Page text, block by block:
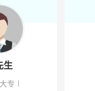
生
大专